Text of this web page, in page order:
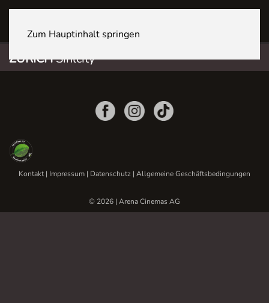
Zum Hauptinhalt springen
ZÜRICHSihlcity
Kontakt| Impressum | Datenschutz | Allgemeine Geschäftsbedingungen
© 2026 | Arena Cinemas AG